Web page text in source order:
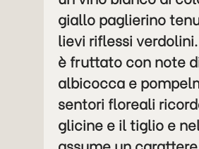
giallo paglierino
lievi riflessi
è fruttato con note
albicocca e
sentori floreali
glicine e il tiglio e